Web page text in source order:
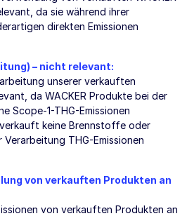
da sie während ihrer
direkten Emissionen
– nicht relevant:
unserer verkauften
da WACKER Produkte bei der
Scope-1-THG-Emissionen
verkauft keine Brennstoffe oder
Verarbeitung THG-Emissionen
von verkauften Produkten an
von verkauften Produkten an